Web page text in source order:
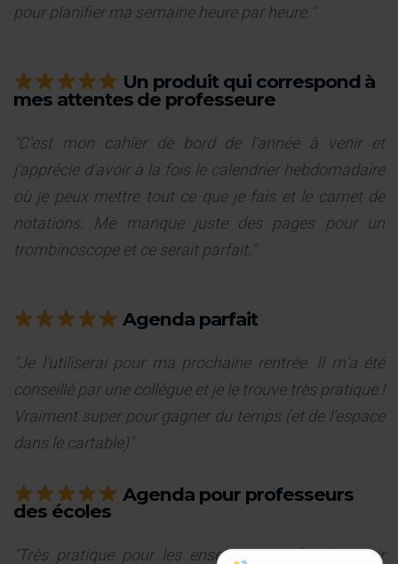
pour planifier ma semaine heure par heure."
Un produit qui correspond à
mes attentes de professeure
"C'est mon cahier de bord de l'année à venir et
j'apprécie d'avoir à la fois le calendrier hebdomadaire
où je peux mettre tout ce que je fais et le carnet de
notations. Me manque juste des pages pour un
trombinoscope et ce serait parfait."
Agenda parfait
"Je l'utiliserai pour ma prochaine rentrée. Il m'a été
conseillé par une collègue et je le trouve très pratique !
Vraiment super pour gagner du temps (et de l'espace
dans le cartable)"
Agenda pour professeurs
des écoles
"Très pratique pour les enseignants, afin de réunir